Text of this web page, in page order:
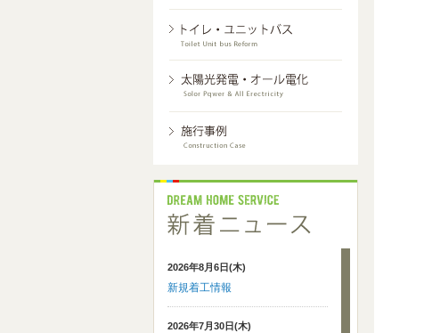
2026年8月6日(木)
新規着工情報
2026年7月30日(木)